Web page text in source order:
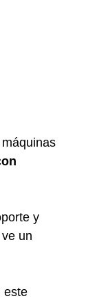
y
un
este